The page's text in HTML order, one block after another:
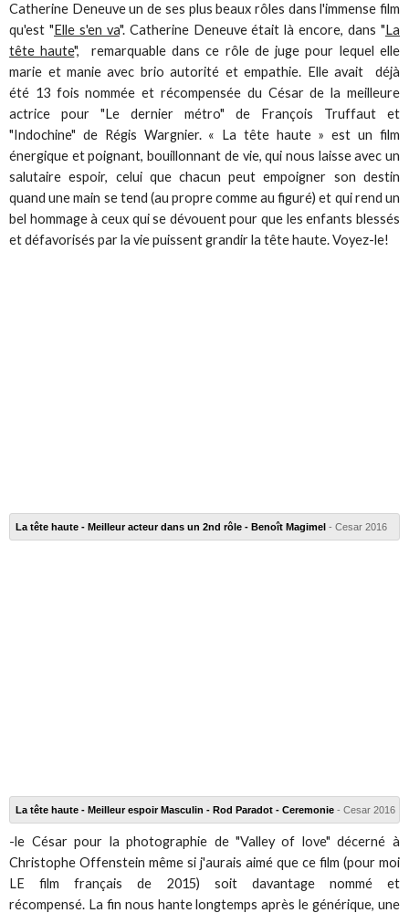
Catherine Deneuve un de ses plus beaux rôles dans l'immense film
qu'est "Elle s'en va". Catherine Deneuve était là encore, dans "La
tête haute", remarquable dans ce rôle de juge pour lequel elle
marie et manie avec brio autorité et empathie. Elle avait déjà
été 13 fois nommée et récompensée du César de la meilleure
actrice pour "Le dernier métro" de François Truffaut et
"Indochine" de Régis Wargnier. « La tête haute » est un film
énergique et poignant, bouillonnant de vie, qui nous laisse avec un
salutaire espoir, celui que chacun peut empoigner son destin
quand une main se tend (au propre comme au figuré) et qui rend un
bel hommage à ceux qui se dévouent pour que les enfants blessés
et défavorisés par la vie puissent grandir la tête haute. Voyez-le!
La tête haute - Meilleur acteur dans un 2nd rôle - Benoît Magimel - Cesar 2016
La tête haute - Meilleur espoir Masculin - Rod Paradot - Ceremonie - Cesar 2016
-le César pour la photographie de "Valley of love" décerné à
Christophe Offenstein même si j'aurais aimé que ce film (pour moi
LE film français de 2015) soit davantage nommé et
récompensé. La fin nous hante longtemps après le générique, une